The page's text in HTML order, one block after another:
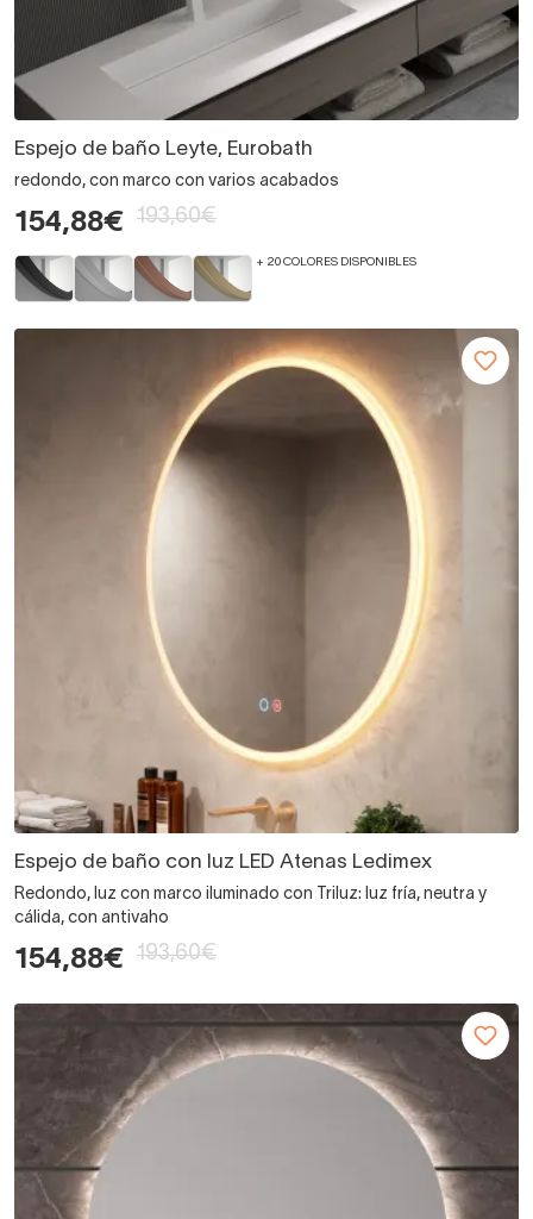
Espejo de baño Leyte, Eurobath
redondo, con marco con varios acabados
154,88€ 193,60€
+ 20 COLORES DISPONIBLES
Espejo de baño con luz LED Atenas Ledimex
Redondo, luz con marco iluminado con Triluz: luz fría, neutra y
cálida, con antivaho
154,88€ 193,60€